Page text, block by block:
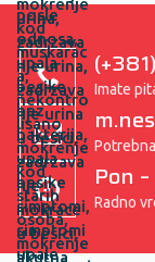
Imate
Pon
Radno